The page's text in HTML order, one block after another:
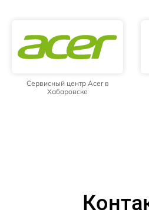
Сервисный центр Acer в
Хабаровске